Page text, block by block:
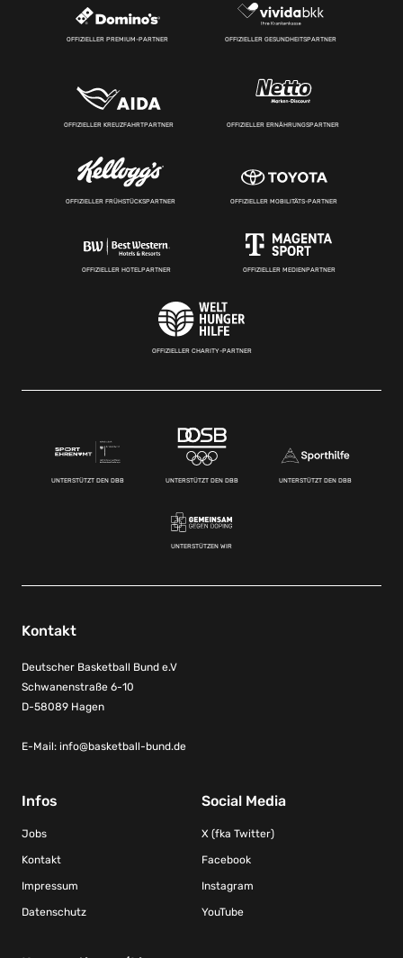
OFFIZIELLER PREMIUM-PARTNER OFFIZIELLER GESUNDHEITSPARTNER
OFFIZIELLER KREUZFAHRTPARTNER OFFIZIELLER ERNÄHRUNGSPARTNER
OFFIZIELLER FRÜHSTÜCKSPARTNER OFFIZIELLER MOBILITÄTS-PARTNER
OFFIZIELLER HOTELPARTNER OFFIZIELLER MEDIENPARTNER
OFFIZIELLER CHARITY-PARTNER
UNTERSTÜTZT DEN DBB UNTERSTÜTZT DEN DBB UNTERSTÜTZT DEN DBB
UNTERSTÜTZEN WIR
Kontakt
Deutscher Basketball Bund e.V
Schwanenstraße 6-10
D-58089 Hagen
E-Mail: info@basketball-bund.de
Infos
Jobs
Kontakt
Impressum
Datenschutz
Social Media
X (fka Twitter)
Facebook
Instagram
YouTube